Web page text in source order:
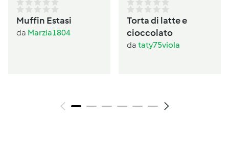
Muffin Estasi
da Marzia1804
Torta di latte e
cioccolato
da taty75viola